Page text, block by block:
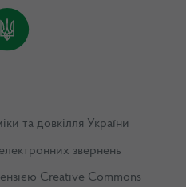
та довкілля України
звернень
Creative Commons